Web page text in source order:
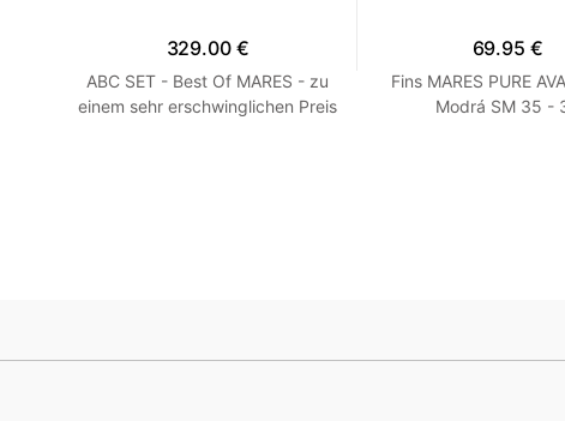
329.00 €
ABC SET - Best Of MARES - zu
einem sehr erschwinglichen Preis
69.95 €
Fins MARES PURE
Modrá SM 35 -